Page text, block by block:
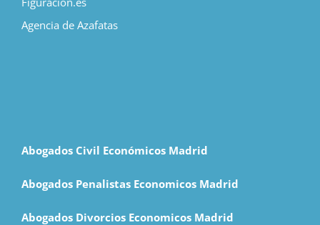
Agencia de Azafatas
Abogados Civil Económicos Madrid
Abogados Penalistas Economicos Madrid
Abogados Divorcios Economicos Madrid